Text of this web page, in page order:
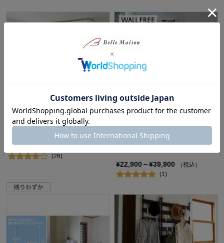
大容量の１ｃｍピッチの引き戸
本棚 ＜奥行21／奥行30cm＞
¥37,900～¥53,900（税込）
(26)
レクションキャビネット
「WALL FREE」 ＜高さ90/高さ
¥22,900～¥39,900
（税込）
(1)